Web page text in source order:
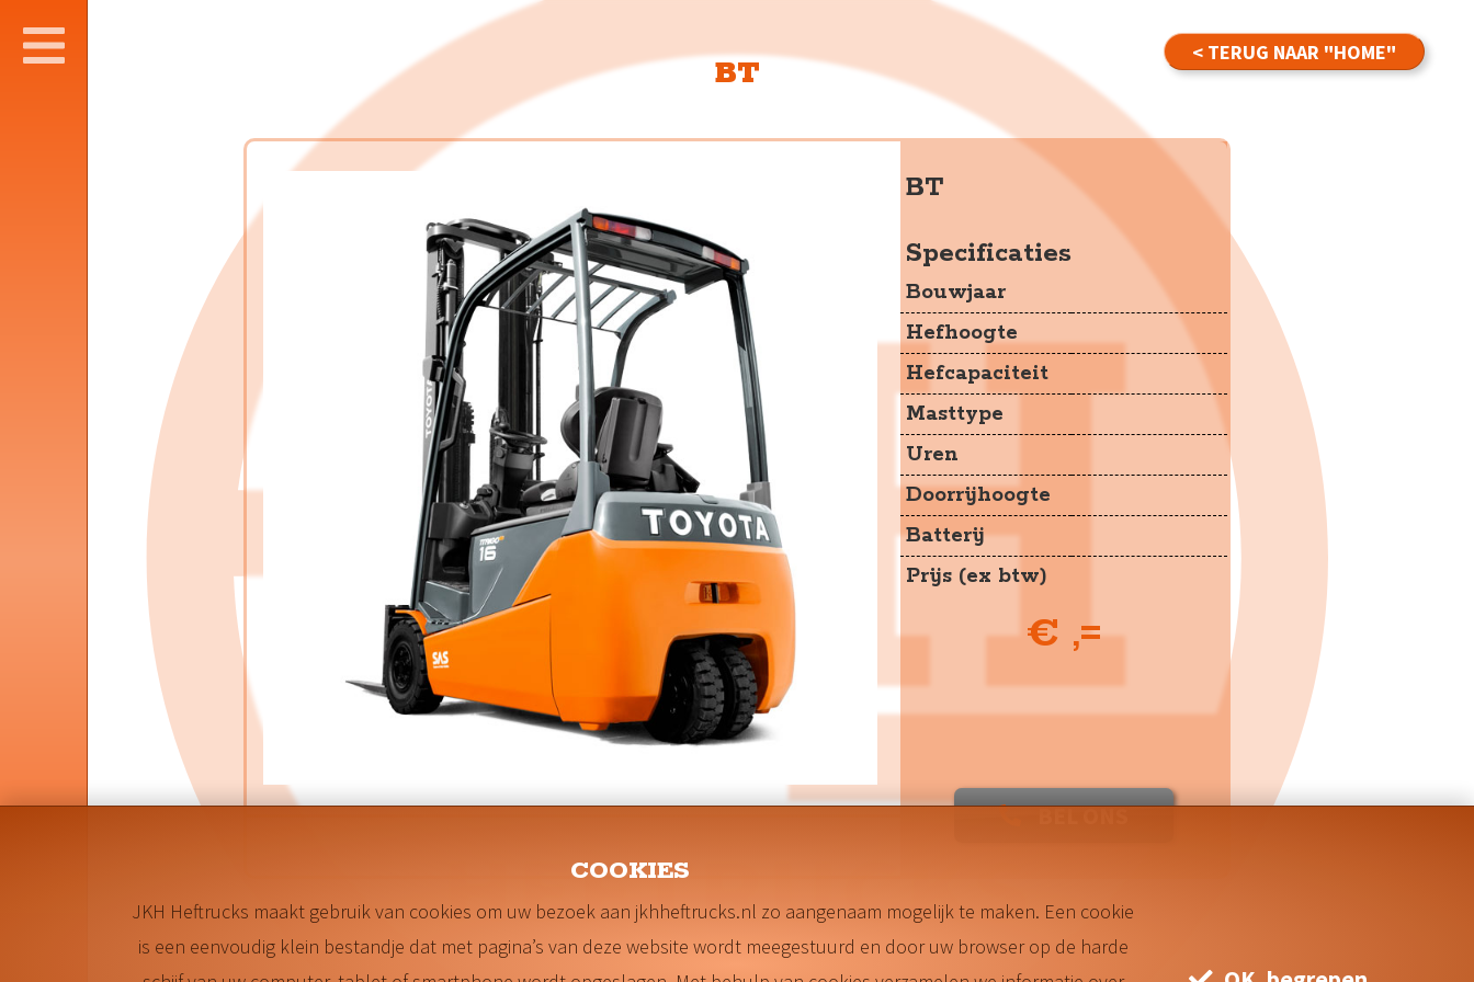
COOKIES
JKH Heftrucks maakt gebruik van cookies om uw bezoek aan jkhheftrucks.nl zo aangenaam mogelijk te maken. Een cookie
is een eenvoudig klein bestandje dat met pagina’s van deze website wordt meegestuurd en door uw browser op de harde
JKH Heftrucks
De Schutterij 13
+31 6 53380656
info@jkhheftrucks.nl
< TERUG NAAR "HOME"
BT
BT
Specificaties
Bouwjaar
Hefhoogte
Hefcapaciteit
Masttype
Uren
Doorrijhoogte
Batterij
Prijs (ex btw)
€ ,=
BEL ONS